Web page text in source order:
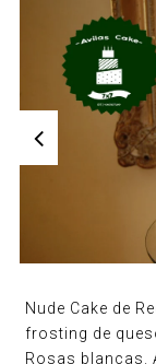
Nude Cake de
frosting de
Rosas blancas.